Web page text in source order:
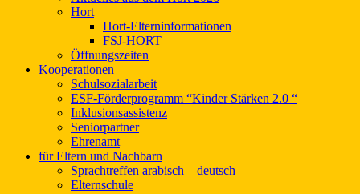
Hort
Hort-Elterninformationen
FSJ-HORT
Öffnungszeiten
Kooperationen
Schulsozialarbeit
ESF-Förderprogramm “Kinder Stärken 2.0 “
Inklusionsassistenz
Seniorpartner
Ehrenamt
für Eltern und Nachbarn
Sprachtreffen arabisch – deutsch
Elternschule